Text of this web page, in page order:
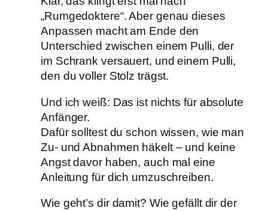
„Rumgedoktere“. Aber genau dieses
Anpassen macht am Ende den
Unterschied zwischen einem Pulli, der
im Schrank versauert, und einem Pulli,
den du voller Stolz trägst.
Und ich weiß: Das ist nichts für absolute
Anfänger.
Dafür solltest du schon wissen, wie man
Zu- und Abnahmen häkelt – und keine
Angst davor haben, auch mal eine
Anleitung für dich umzuschreiben.
Wie geht’s dir damit? Wie gefällt dir der